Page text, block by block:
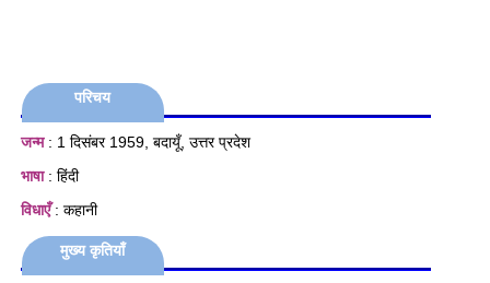
परिचय
जन्म: 1 दिसंबर 1959, बदायूँ, उत्तर प्रदेश
भाषा: हिंदी
विधाएँ: कहानी
मुख्य कृतियाँ